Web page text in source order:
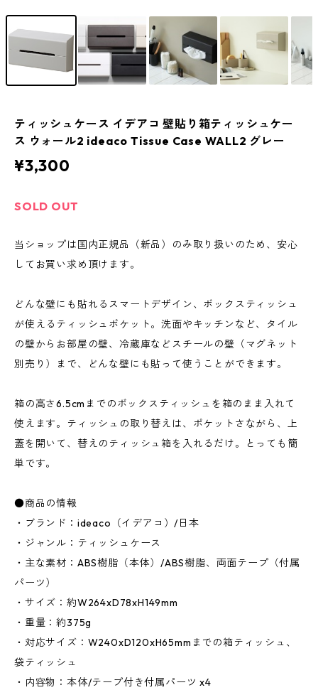
ティッシュケース イデアコ 壁貼り箱ティッシュケー
ス ウォール2 ideaco Tissue Case WALL2 グレー
¥3,300
SOLD OUT
当ショップは国内正規品（新品）のみ取り扱いのため、安心
してお買い求め頂けます。
どんな壁にも貼れるスマートデザイン、ボックスティッシュ
が使えるティッシュポケット。洗面やキッチンなど、タイル
の壁からお部屋の壁、冷蔵庫などスチールの壁（マグネット
別売り）まで、どんな壁にも貼って使うことができます。
箱の高さ6.5cmまでのボックスティッシュを箱のまま入れて
使えます。ティッシュの取り替えは、ポケットさながら、上
蓋を開いて、替えのティッシュ箱を入れるだけ。とっても簡
単です。
●商品の情報
・ブランド：ideaco（イデアコ）/日本
・ジャンル：ティッシュケース
・主な素材：ABS樹脂（本体）/ABS樹脂、両面テープ（付属
パーツ）
・サイズ：約W264xD78xH149mm
・重量：約375g
・対応サイズ：W240xD120xH65mmまでの箱ティッシュ、
袋ティッシュ
・内容物：本体/テープ付き付属パーツ x4